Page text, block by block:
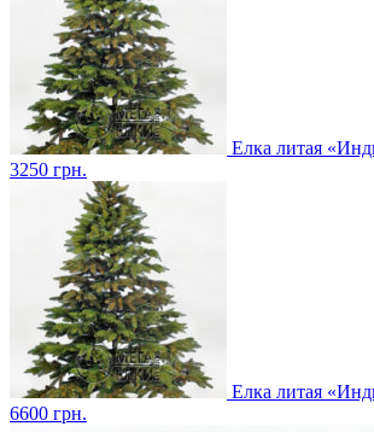
Елка литая
3250 грн.
Елка литая
6600 грн.